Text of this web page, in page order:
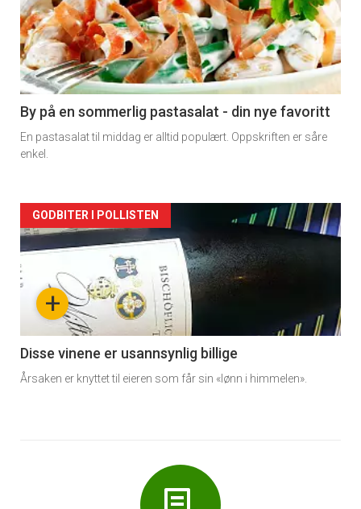
akkurat
nå
-
5
By på en sommerlig pastasalat - din nye favoritt
En pastasalat til middag er alltid populært. Oppskriften er såre
enkel.
Forsiden
akkurat
nå
6
+
GODBITER I POLLISTEN
Disse vinene er usannsynlig billige
Årsaken er knyttet til eieren som får sin «lønn i himmelen».